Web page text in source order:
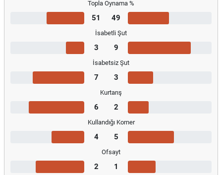
Topla Oynama %
51 49
İsabetli Şut
3 9
İsabetsiz Şut
7 3
Kurtarış
6 2
Kullandığı Korner
4 5
Ofsayt
2 1